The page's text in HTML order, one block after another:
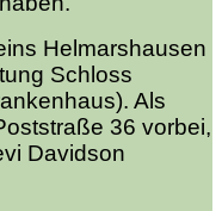
Helmarshausen
Schloss
Als
36 vorbei,
Davidson